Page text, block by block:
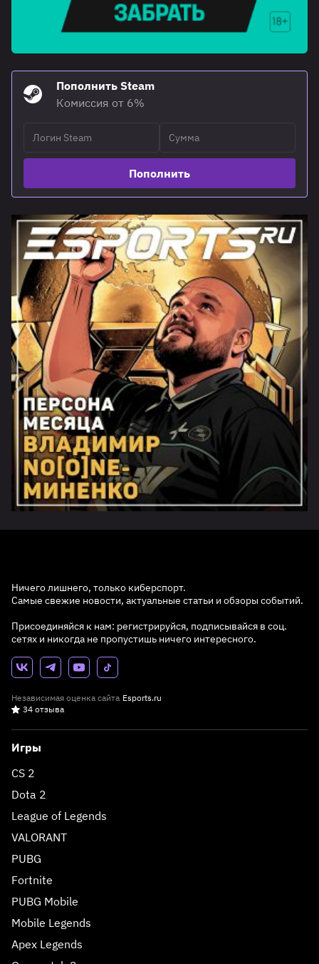
Пополнить Steam
Комиссия от 6%
Пополнить
Ничего лишнего, только киберспорт.
Самые свежие новости, актуальные статьи и обзоры событий.
Присоединяйся к нам: регистрируйся, подписывайся в соц.
сетях и никогда не пропустишь ничего интересного.
Независимая оценка сайта Esports.ru
34 отзыва
Игры
CS 2
Dota 2
League of Legends
VALORANT
PUBG
Fortnite
PUBG Mobile
Mobile Legends
Apex Legends